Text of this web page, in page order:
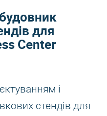
для
Center
і
стендів для